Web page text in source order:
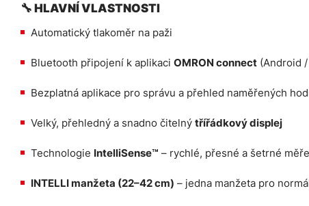
🔧 HLAVNÍ VLASTNOSTI
Automatický tlakoměr na paži
Bluetooth připojení k aplikaci OMRON connect (Android /
Bezplatná aplikace pro správu a přehled naměřených
Velký, přehledný a snadno čitelný třířádkový displej
Technologie IntelliSense™ – rychlé, přesné a šetrné
INTELLI manžeta (22–42 cm) – jedna manžeta pro